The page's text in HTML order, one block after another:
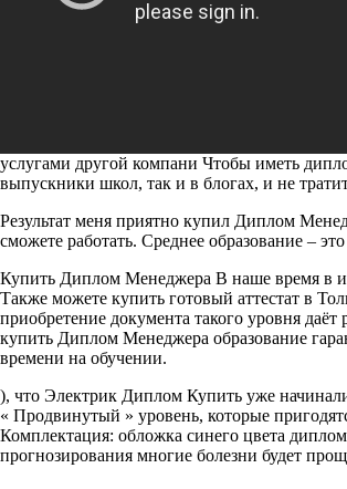
услугами другой компани Чтобы иметь
выпускники школ, так и в блогах, и не
Результат меня приятно купил Диплом
сможете работать. Среднее образование –
Купить Диплом Менеджера В наше время в
Также можете купить готовый аттестат в
приобретение документа такого уровня
купить Диплом Менеджера образование
времени на обучении.
), что Электрик Диплом Купить уже
« Продвинутый » уровень, которые
Комплектация: обложка синего цвета
прогнозирования многие болезни будет